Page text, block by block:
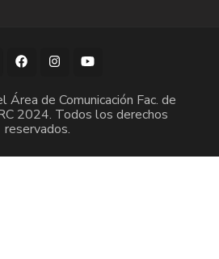
de Comunicación Fac. de
2024. Todos los derechos
reservados.